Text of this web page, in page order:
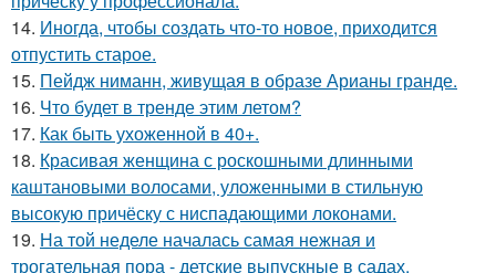
14. Иногда, чтобы создать что-то новое, приходится
отпустить старое.
15. Пейдж ниманн, живущая в образе Арианы гранде.
16. Что будет в тренде этим летом?
17. Как быть ухоженной в 40+.
18. Красивая женщина с роскошными длинными
каштановыми волосами, уложенными в стильную
высокую причёску с ниспадающими локонами.
19. На той неделе началась самая нежная и
трогательная пора - детские выпускные в садах.